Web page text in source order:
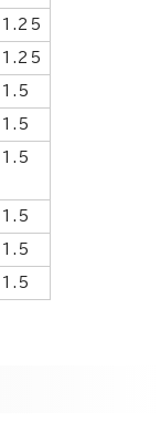
1.25
1.25
1.5
1.5
1.5
1.5
1.5
1.5